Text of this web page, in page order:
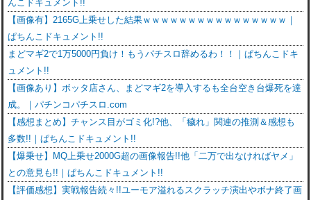
んこドキュメント!!
【画像有】2165G上乗せした結果ｗｗｗｗｗｗｗｗｗｗｗｗｗｗｗｗ｜
ぱちんこドキュメント!!
まどマギ2で1万5000円負け！もうパチスロ辞めるわ！！｜ぱちんこドキ
ュメント!!
【画像あり】ボッタ店さん、まどマギ2を導入するも全台空き台爆死を達
成。｜パチンコパチスロ.com
【感想まとめ】チャンス目がゴミ化!?他、「穢れ」関連の推測＆感想も
多数!!｜ぱちんこドキュメント!!
【爆乗せ】MQ上乗せ2000G超の画像報告!!他「二万で出なければヤメ」
との意見も!!｜ぱちんこドキュメント!!
【評価感想】実戦報告続々!!ユーモア溢れるスクラッチ演出やボナ終了画